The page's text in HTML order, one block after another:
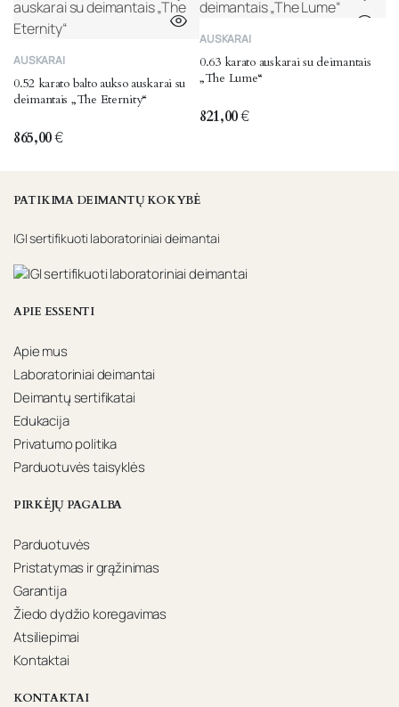
AUSKARAI
0.52 karato balto aukso auskarai su
deimantais „The Eternity“
865,00€
AUSKARAI
0.63 karato auskarai su deimantais
„The Lume“
821,00€
PATIKIMA DEIMANTŲ KOKYBĖ
IGI sertifikuoti laboratoriniai deimantai
APIE ESSENTI
Apie mus
Laboratoriniai deimantai
Deimantų sertifikatai
Edukacija
Privatumo politika
Parduotuvės taisyklės
PIRKĖJŲ PAGALBA
Parduotuvės
Pristatymas ir grąžinimas
Garantija
Žiedo dydžio koregavimas
Atsiliepimai
Kontaktai
KONTAKTAI